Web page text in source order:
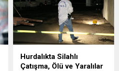
olduğunu ve yetkililerden
yardım beklediğini söyledi.
Hurdalıkta Silahlı
Çatışma, Ölü ve Yaralılar